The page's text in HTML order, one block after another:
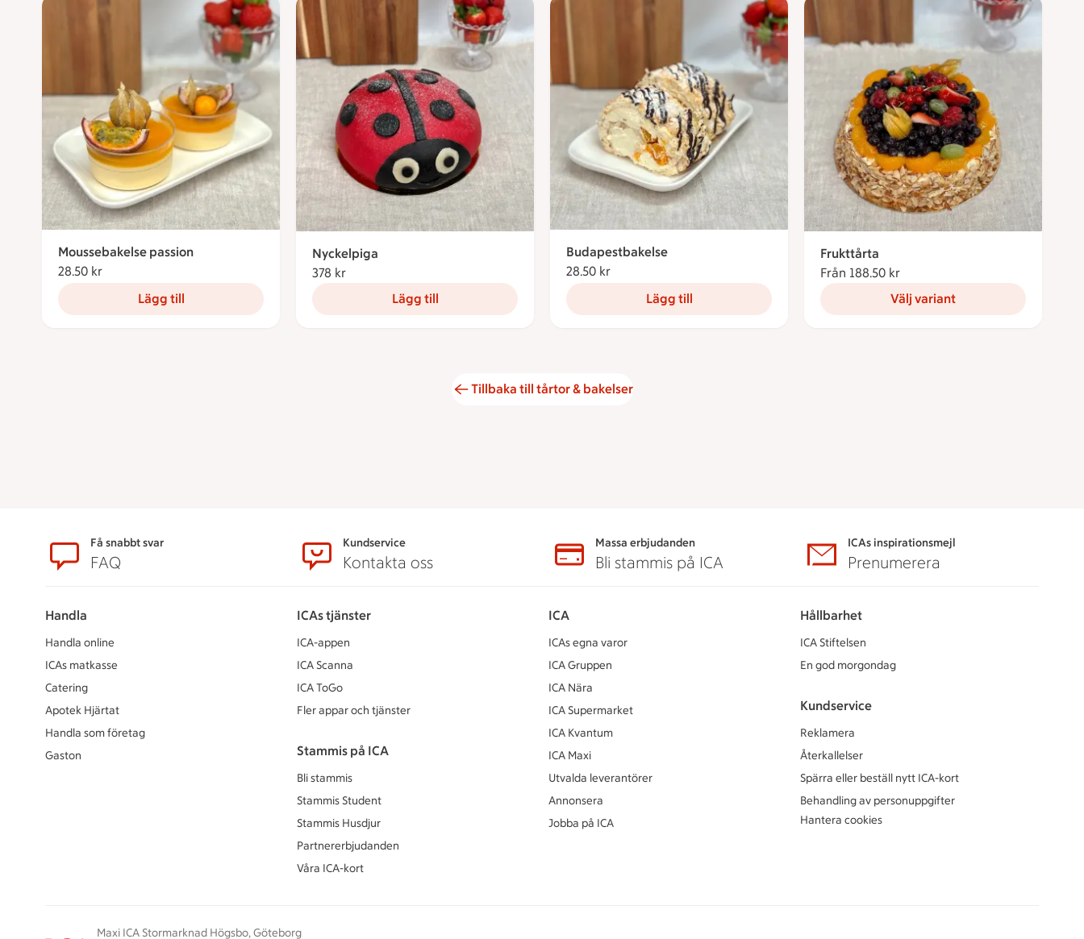
Moussebakelse passion
28.50 kr
Lägg till
Nyckelpiga
378 kr
Lägg till
Budapestbakelse
28.50 kr
Lägg till
Frukttårta
Från 188.50 kr
Välj variant
Tillbaka till tårtor & bakelser
SidfotFå snabbt svar
FAQ
Kundservice
Kontakta oss
Massa erbjudanden
Bli stammis på ICA
ICAs inspirationsmejl
Prenumerera
Handla
Handla online
ICAs matkasse
Catering
Apotek Hjärtat
Handla som företag
Gaston
ICAs tjänster
ICA-appen
ICA Scanna
ICA ToGo
Fler appar och tjänster
Stammis på ICA
Bli stammis
Stammis Student
Stammis Husdjur
Partnererbjudanden
Våra ICA-kort
ICA
ICAs egna varor
ICA Gruppen
ICA Nära
ICA Supermarket
ICA Kvantum
ICA Maxi
Utvalda leverantörer
Annonsera
Jobba på ICA
Hållbarhet
ICA Stiftelsen
En god morgondag
Kundservice
Reklamera
Återkallelser
Spärra eller beställ nytt ICA-kort
Behandling av personuppgifter
Hantera cookies
Maxi ICA Stormarknad Högsbo, Göteborg